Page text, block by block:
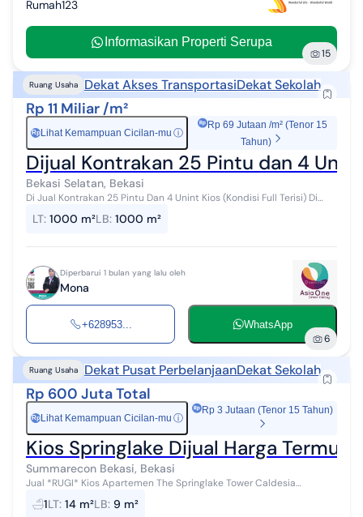
Rumah123
Informasikan Properti Serupa
15
Ruang Usaha Dekat Akses TransportasiDekat Sekolah
Rp 11 Miliar /m²
Rp Lihat Kemampuan Cicilan-mu ⓘ
Rp 69 Jutaan /m² (Tenor 15
Tahun)
Dijual Kontrakan 25 Pintu dan 4 Unit
Bekasi Selatan, Bekasi
Di Jual Kontrakan 25 Pintu Dan 4 Unint Kios (Kondisi Full Terisi) Di
Luas Ba...
LT: 1000 m²LB: 1000 m²
Diperbarui 1 bulan yang lalu oleh
Mona
+628953... WhatsApp
6
Ruang Usaha Dekat Pusat PerbelanjaanDekat Sekolah
Rp 600 Juta Total
Rp Lihat Kemampuan Cicilan-mu ⓘ
Rp 3 Jutaan (Tenor 15 Tahun)
Kios Springlake Dijual Harga
Summarecon Bekasi, Bekasi
Jual *RUGI* Kios Apartemen The Springlake Tower Caldesia
Summarecon Bekasi Ukuran kecil, Tidak ada saluran air Tower/Unit :
Caldesia Luas Net : 9...
1LT: 14 m²LB: 9 m²